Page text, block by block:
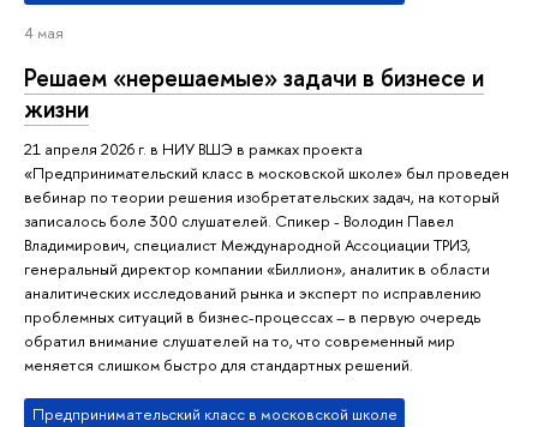
4 мая
Решаем «нерешаемые» задачи в бизнесе и
жизни
21 апреля 2026 г. в НИУ ВШЭ в рамках проекта
«Предпринимательский класс в московской школе» был проведен
вебинар по теории решения изобретательских задач, на который
записалось боле 300 слушателей. Спикер - Володин Павел
Владимирович, специалист Международной Ассоциации ТРИЗ,
генеральный директор компании «Биллион», аналитик в области
аналитических исследований рынка и эксперт по исправлению
проблемных ситуаций в бизнес-процессах – в первую очередь
обратил внимание слушателей на то, что современный мир
меняется слишком быстро для стандартных решений.
Предпринимательский класс в московской школе